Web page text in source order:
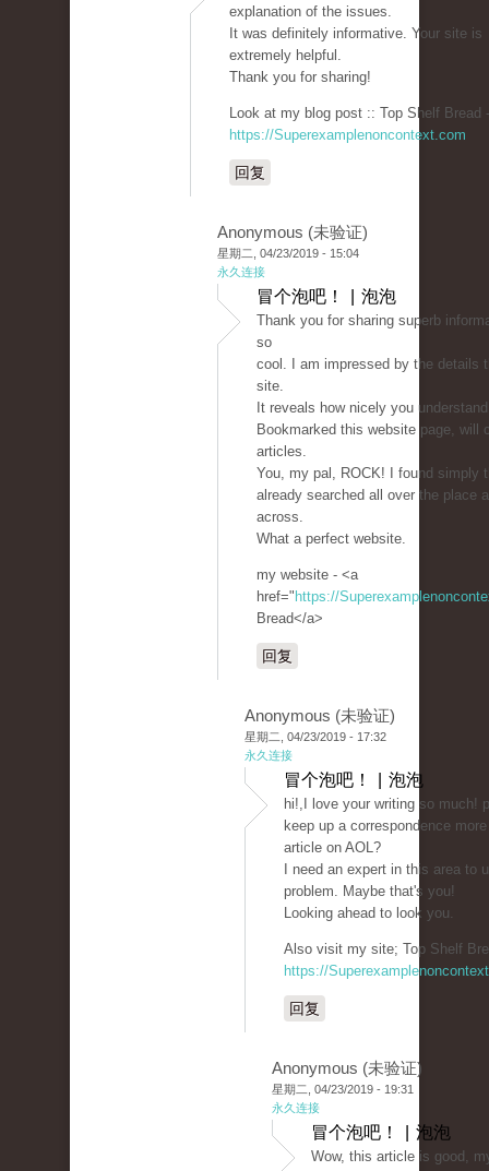
explanation of the issues.
It was definitely informative. Your site is
extremely helpful.
Thank you for sharing!
Look at my blog post :: Top Shelf Bread -
https://Superexamplenoncontext.com
回复
Anonymous (未验证)
星期二, 04/23/2019 - 15:04
永久连接
冒个泡吧！ | 泡泡
Thank you for sharing superb
so
cool. I am impressed by the details
site.
It reveals how nicely you
Bookmarked this website page, will
articles.
You, my pal, ROCK! I found simply
already searched all over the place
across.
What a perfect website.
my website - <a
href=" https://
Bread</a>
回复
Anonymous (未验证)
星期二, 04/23/2019 - 17:32
永久连接
冒个泡吧！ | 泡泡
hi!,I love your writing so much!
keep up a correspondence
article on AOL?
I need an expert in this area to
problem. Maybe that's you!
Looking ahead to look you.
Also visit my site; Top Shelf
https://
回复
Anonymous (未验证)
星期二, 04/23/2019 - 19:31
永久连接
冒个泡吧！ | 泡泡
Wow, this article is good,